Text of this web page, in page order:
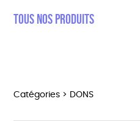
Tous nos produits
Catégories > DONS